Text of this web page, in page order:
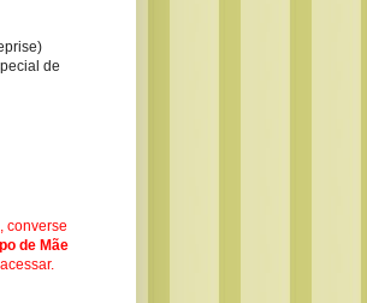
de
converse
de Mãe